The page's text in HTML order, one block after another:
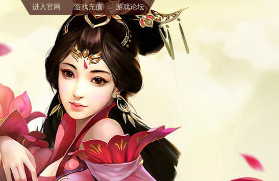
进入官网 游戏充值 游戏论坛